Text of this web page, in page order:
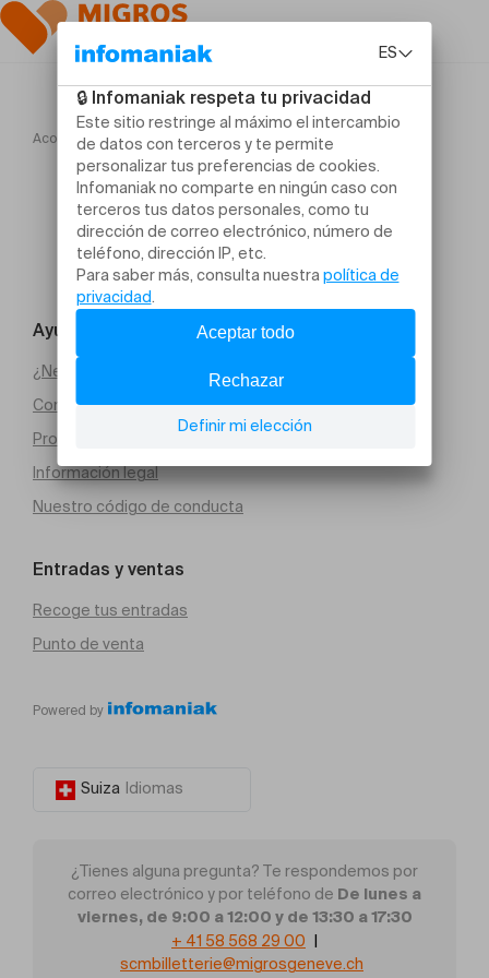
Acogida Amour(s)
Ayuda y contacto
¿Necesitas ayuda?
Condiciones generales de venta (PDF)
Protección de datos
Información legal
Nuestro código de conducta
Entradas y ventas
Recoge tus entradas
Punto de venta
Powered by
Suiza Idiomas
¿Tienes alguna pregunta? Te respondemos por
correo electrónico y por teléfono de De lunes a
viernes, de 9:00 a 12:00 y de 13:30 a 17:30
+ 41 58 568 29 00
scmbilletterie@migrosgeneve.ch